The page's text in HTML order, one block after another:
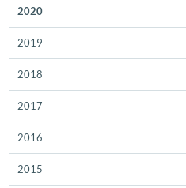
2020
2019
2018
2017
2016
2015